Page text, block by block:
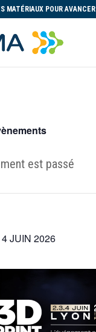
MATÉRIAUX POUR AVANCER
est passé
4 JUIN 2026